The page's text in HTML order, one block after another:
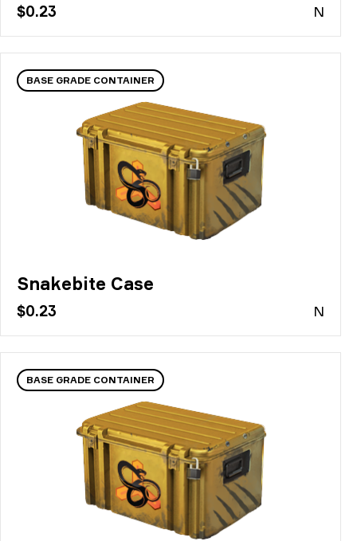
$0.23 N
BASE GRADE CONTAINER
Snakebite Case
$0.23 N
BASE GRADE CONTAINER